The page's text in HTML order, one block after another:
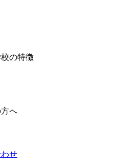
・学校長あいさつ
計画及び公表内容
の特徴
新常識
）へ
減補助金について
予算について
ついて
せ